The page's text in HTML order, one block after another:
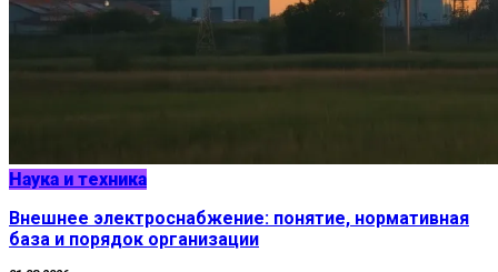
Наука и техника
Внешнее электроснабжение: понятие, нормативная
база и порядок организации